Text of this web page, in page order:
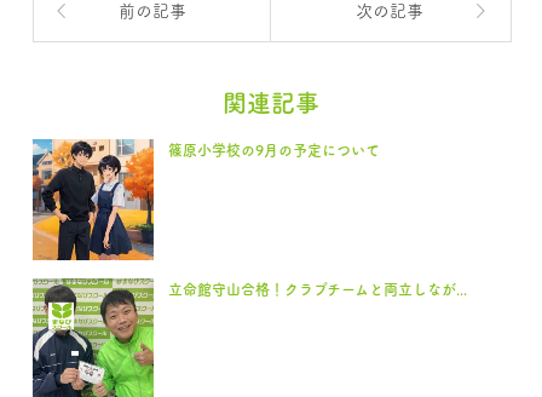
前の記事 次の記事
関連記事
篠原小学校の9月の予定について
立命館守山合格！クラブチームと両立しなが...